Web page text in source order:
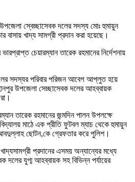
স্বেচ্ছাসেবক দলের সদস্য মোঃ হুমায়ুন
বাসায় খাদ্য সামগ্রী প্রদান করা হয়েছে।
চেয়ারম্যান তারেক রহমানের নির্দেশনায়
সদস্যর পরিবার পরিজন আবেগ আপ্লুত হয়ে
উপজেলা সেচ্ছাসেবক দলের আহব্বায়ক
তারেক রহমানের জন্মদিন পালন উপলক্ষে
মাঠে এক প্রীতি ফুটবল ম্যাচ থেকে হুমায়ুন
ছোটন,কে গ্রেফতার করে পুলিশ।
প্রদানের এসময় অন্যান্যের মধ্যে
দলের যুগ্ম আহব্বায়ক সহ বিভিন্ন পর্যায়ের